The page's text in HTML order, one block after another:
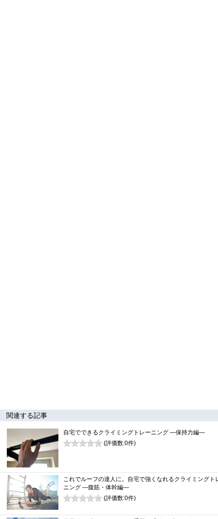
関連する記事
自宅でできるクライミングトレーニング ―保持力編―
(評価数:0件)
これでルーフの達人に。自宅で強くなれるクライミングト
ニング ―腹筋・体幹編―
(評価数:0件)